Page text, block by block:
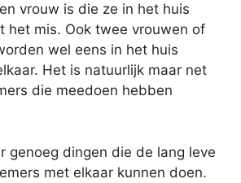
vrouw is die ze in het huis
het mis. Ook twee vrouwen of
wel eens in het huis
Het is natuurlijk maar net
die meedoen hebben
genoeg dingen die de lang leve
met elkaar kunnen doen.